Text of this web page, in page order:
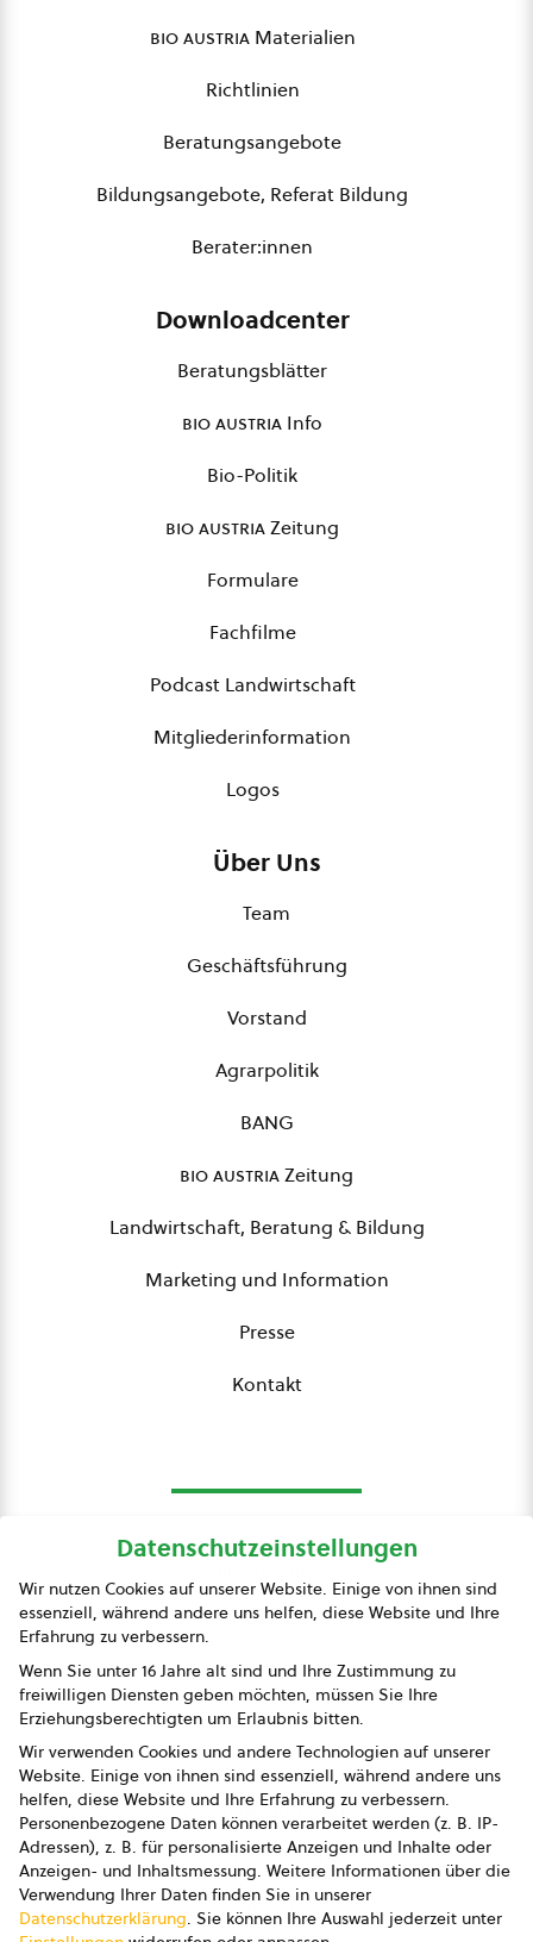
bio austriaMaterialien
Richtlinien
Beratungsangebote
Bildungsangebote, Referat Bildung
Berater:innen
Downloadcenter
Beratungsblätter
bio austria Info
Bio-Politik
bio austriaZeitung
Formulare
Fachfilme
Podcast Landwirtschaft
Mitgliederinformation
Logos
Über Uns
Team
Geschäftsführung
Vorstand
Agrarpolitik
BANG
bio austriaZeitung
Landwirtschaft, Beratung & Bildung
Marketing und Information
Presse
Kontakt
Presse
Impressum
Datenschutz
AGB
AGB Marketing GmbH
AGB Bildung
Newsletter
Datenschutzeinstellungen
Wir nutzen Cookies auf unserer Website. Einige von ihnen sind
essenziell, während andere uns helfen, diese Website und Ihre
Erfahrung zu verbessern.
Wenn Sie unter 16 Jahre alt sind und Ihre Zustimmung zu
freiwilligen Diensten geben möchten, müssen Sie Ihre
Erziehungsberechtigten um Erlaubnis bitten.
Wir verwenden Cookies und andere Technologien auf unserer
Website. Einige von ihnen sind essenziell, während andere uns
helfen, diese Website und Ihre Erfahrung zu verbessern.
Personenbezogene Daten können verarbeitet werden (z. B. IP-
Adressen), z. B. für personalisierte Anzeigen und Inhalte oder
Anzeigen- und Inhaltsmessung. Weitere Informationen über die
Verwendung Ihrer Daten finden Sie in unserer
Datenschutzerklärung. Sie können Ihre Auswahl jederzeit unter